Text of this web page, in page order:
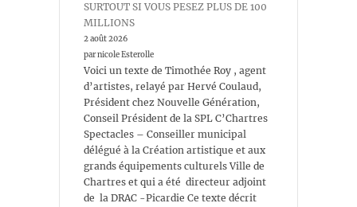
SURTOUT SI VOUS PESEZ PLUS DE 100
MILLIONS
2 août 2026
par nicole Esterolle
Voici un texte de Timothée Roy , agent
d’artistes, relayé par Hervé Coulaud,
Président chez Nouvelle Génération,
Conseil Président de la SPL C’Chartres
Spectacles – Conseiller municipal
délégué à la Création artistique et aux
grands équipements culturels Ville de
Chartres et qui a été directeur adjoint
de la DRAC -Picardie Ce texte décrit